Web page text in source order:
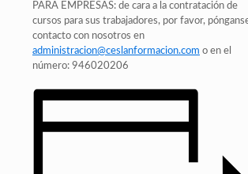
PARA EMPRESAS: de cara a la contratación de
cursos para sus trabajadores, por favor,
contacto con nosotros en
administracion@ceslanformacion.com o en el
número: 946020206